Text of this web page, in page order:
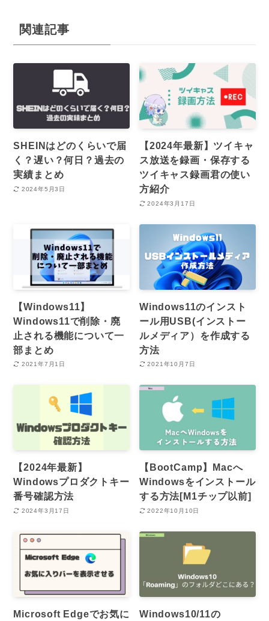
関連記事
SHEINはどのくらいで届
く？遅い？何日？過去の
実績まとめ
2024年5月3日
【2024年最新】ツイキャ
ス放送を録画・保存する
ツイキャス録画君の使い
方紹介
2024年3月17日
【Windows11】
Windows11で削除・廃
止される機能について一
部まとめ
2021年7月1日
Windows11のインスト
ール用USB(インストー
ルメディア）を作成する
方法
2021年10月7日
【2024年最新】
Windowsプロダクトキー
番号確認方法
2024年3月17日
【BootCamp】Macへ
Windowsをインストール
する方法[M1チップ以前]
2022年10月10日
Microsoft Edgeでお気に
Windows10/11の